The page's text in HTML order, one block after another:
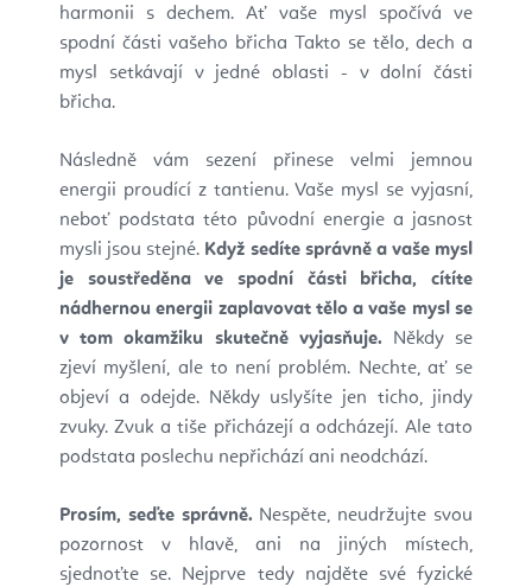
harmonii s dechem. Ať vaše mysl spočívá ve
spodní části vašeho břicha Takto se tělo, dech a
mysl setkávají v jedné oblasti - v dolní části
břicha.
Následně vám sezení přinese velmi jemnou
energii proudící z tantienu. Vaše mysl se vyjasní,
neboť podstata této původní energie a jasnost
mysli jsou stejné. Když sedíte správně a vaše mysl
je soustředěna ve spodní části břicha, cítíte
nádhernou energii zaplavovat tělo a vaše mysl se
v tom okamžiku skutečně vyjasňuje. Někdy se
zjeví myšlení, ale to není problém. Nechte, ať se
objeví a odejde. Někdy uslyšíte jen ticho, jindy
zvuky. Zvuk a tiše přicházejí a odcházejí. Ale tato
podstata poslechu nepřichází ani neodchází.
Prosím, seďte správně. Nespěte, neudržujte svou
pozornost v hlavě, ani na jiných místech,
sjednoťte se. Nejprve tedy najděte své fyzické